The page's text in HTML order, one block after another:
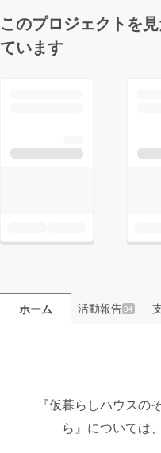
このプロジェクトを
ています
ホーム 活動報告34
『仮暮らしハウスの
ら』については、